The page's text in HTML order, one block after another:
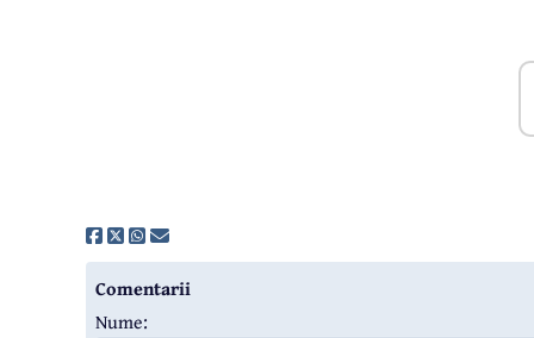
Comentarii
Nume: